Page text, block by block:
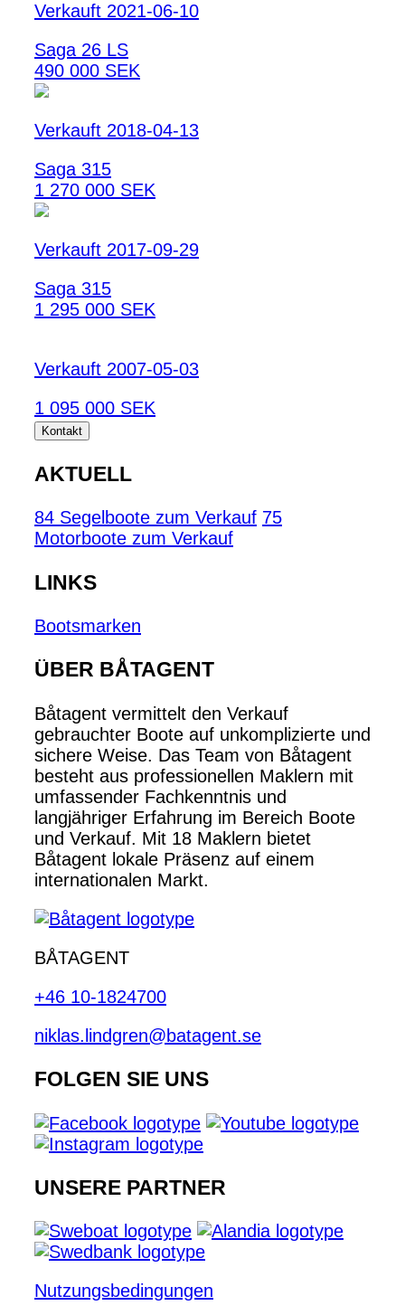
Verkauft 2021-06-10
Saga 26 LS
490 000 SEK
Verkauft 2018-04-13
Saga 315
1 270 000 SEK
Verkauft 2017-09-29
Saga 315
1 295 000 SEK
Verkauft 2007-05-03
1 095 000 SEK
Kontakt
AKTUELL
84 Segelboote zum Verkauf 75
Motorboote zum Verkauf
LINKS
Bootsmarken
ÜBER BÅTAGENT
Båtagent vermittelt den Verkauf
gebrauchter Boote auf unkomplizierte und
sichere Weise. Das Team von Båtagent
besteht aus professionellen Maklern mit
umfassender Fachkenntnis und
langjähriger Erfahrung im Bereich Boote
und Verkauf. Mit 18 Maklern bietet
Båtagent lokale Präsenz auf einem
internationalen Markt.
BÅTAGENT
+46 10-1824700
niklas.lindgren@batagent.se
FOLGEN SIE UNS
UNSERE PARTNER
Nutzungsbedingungen